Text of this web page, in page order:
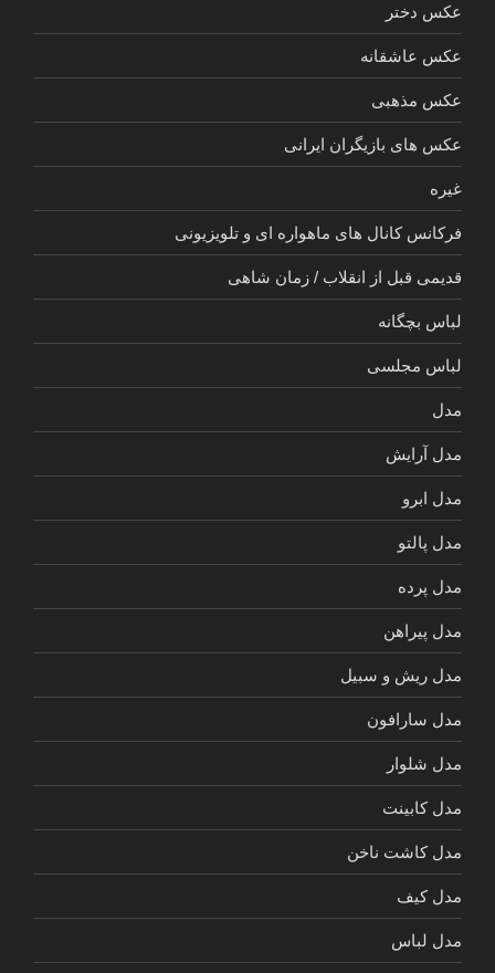
عکس دختر
عکس عاشقانه
عکس مذهبی
عکس های بازیگران ایرانی
غیره
فرکانس کانال های ماهواره ای و تلویزیونی
قدیمی قبل از انقلاب / زمان شاهی
لباس بچگانه
لباس مجلسی
مدل
مدل آرایش
مدل ابرو
مدل پالتو
مدل پرده
مدل پیراهن
مدل ریش و سبیل
مدل سارافون
مدل شلوار
مدل کابینت
مدل کاشت ناخن
مدل کیف
مدل لباس